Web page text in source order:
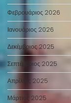
Φεβρουάριος 2026
Ιανουάριος 2026
Δεκέμβριος 2025
Σεπτέμβριος 2025
Απρίλιος 2025
Μάρτιος 2025